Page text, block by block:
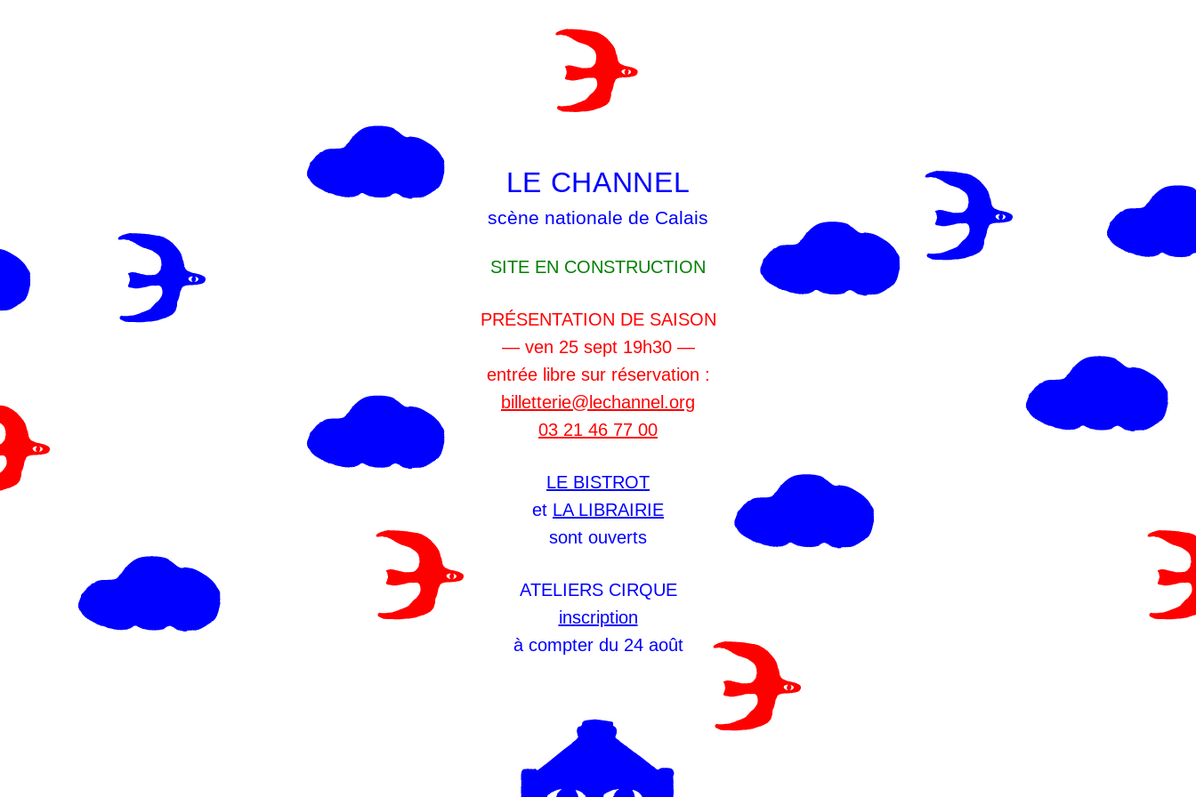
LE CHANNEL
scène nationale de Calais
SITE EN CONSTRUCTION
PRÉSENTATION DE SAISON
— ven 25 sept 19h30 —
entrée libre sur réservation :
billetterie@lechannel.org
03 21 46 77 00
LE BISTROT
et LA LIBRAIRIE
sont ouverts
ATELIERS CIRQUE
inscription
à compter du 24 août